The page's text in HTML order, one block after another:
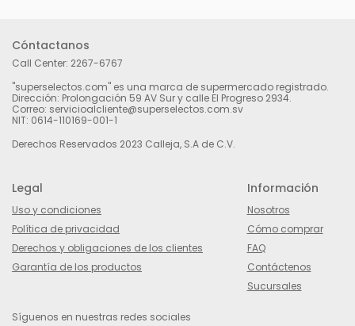
Cóntactanos
Call Center: 2267-6767
"superselectos.com" es una marca de supermercado registrado.
Dirección: Prolongación 59 AV Sur y calle El Progreso 2934.
Correo: servicioalcliente@superselectos.com.sv
NIT: 0614-110169-001-1
Derechos Reservados 2023 Calleja, S.A de C.V.
Legal
Uso y condiciones
Política de privacidad
Derechos y obligaciones de los clientes
Garantía de los productos
Información
Nosotros
Cómo comprar
FAQ
Contáctenos
Sucursales
Síguenos en nuestras redes sociales